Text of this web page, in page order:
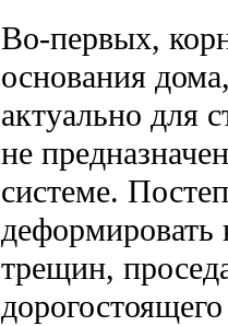
Во-первых,
основания
актуально для
не
системе.
деформировать
трещин,